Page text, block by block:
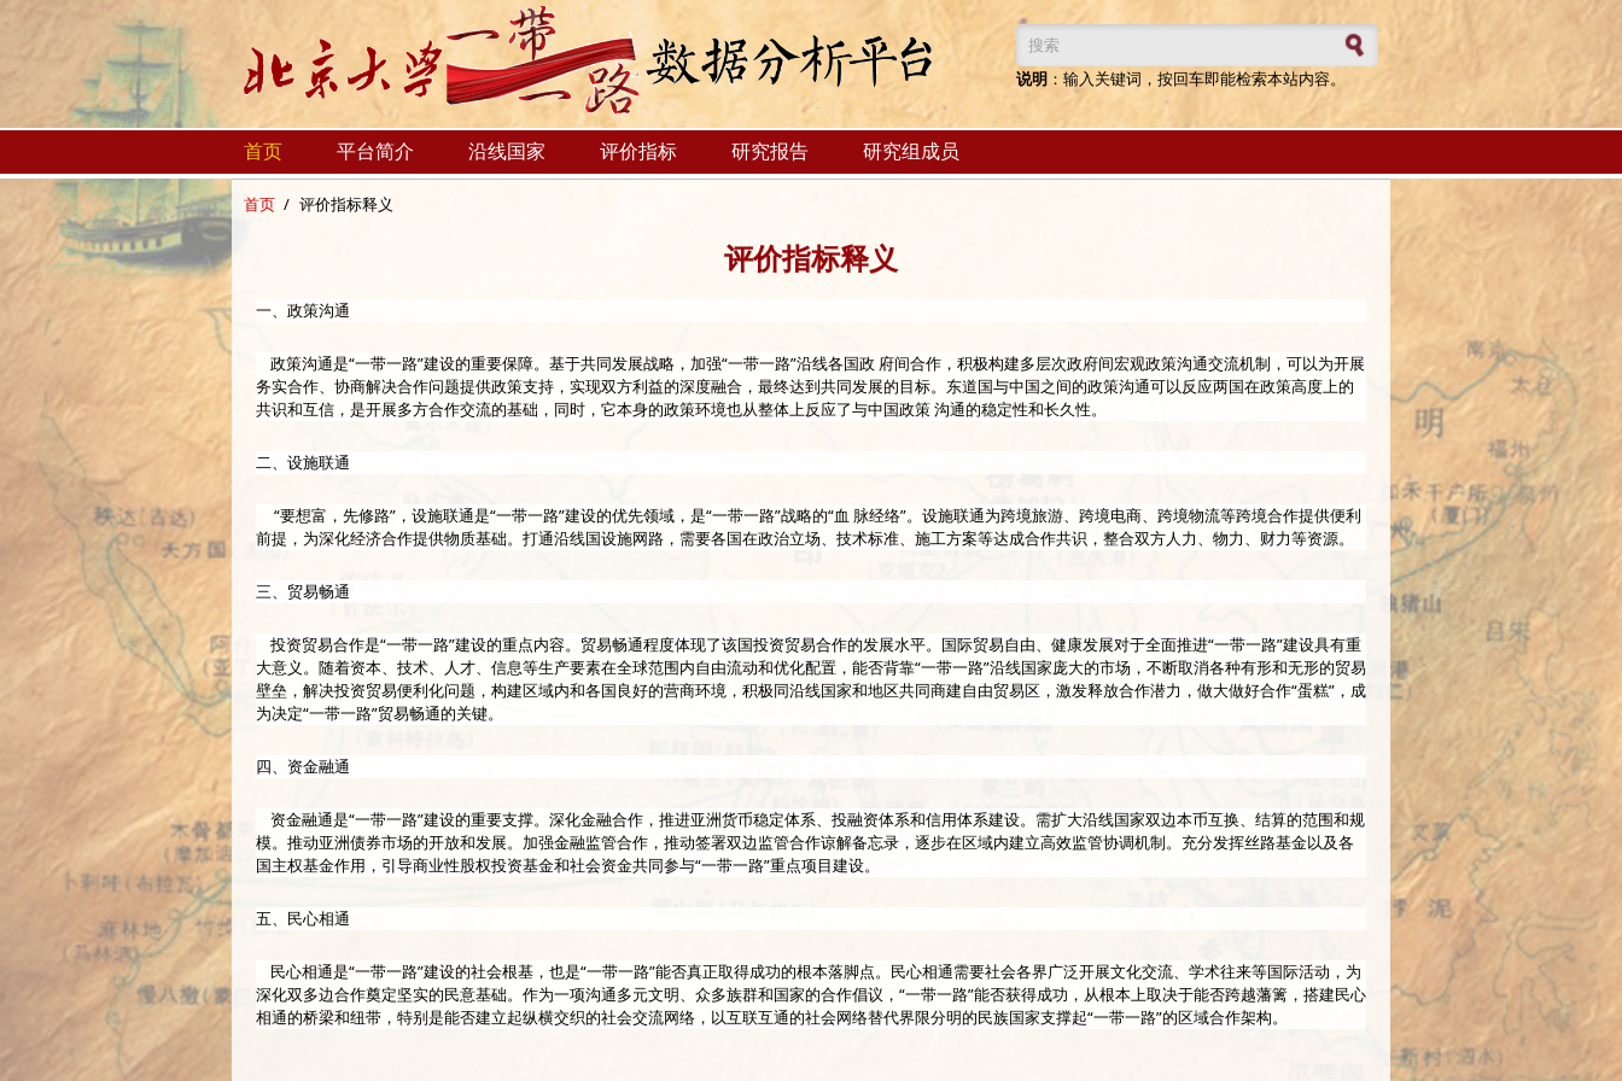
搜索表单
说明 ：输入关键词，按回车即能检索本站内容。
首页 平台简介 沿线国家 评价指标 研究报告 研究组成员
首页 / 评价指标释义
评价指标释义
一、政策沟通
政策沟通是“一带一路”建设的重要保障。基于共同发展战略，加强“一带一路”沿线各国政 府间合作，积极构建多层次政府间宏观政策沟通交流机制，可以为开展
务实合作、协商解决合作问题提供政策支持，实现双方利益的深度融合，最终达到共同发展的目标。东道国与中国之间的政策沟通可以反应两国在政策高度上的
共识和互信，是开展多方合作交流的基础，同时，它本身的政策环境也从整体上反应了与中国政策 沟通的稳定性和长久性。
二、设施联通
“要想富，先修路”，设施联通是“一带一路”建设的优先领域，是“一带一路”战略的“血 脉经络”。设施联通为跨境旅游、跨境电商、跨境物流等跨境合作提供便利
前提，为深化经济合作提供物质基础。打通沿线国设施网路，需要各国在政治立场、技术标准、施工方案等达成合作共识，整合双方人力、物力、财力等资源。
三、贸易畅通
投资贸易合作是“一带一路”建设的重点内容。贸易畅通程度体现了该国投资贸易合作的发展水平。国际贸易自由、健康发展对于全面推进“一带一路”建设具有重
大意义。随着资本、技术、人才、信息等生产要素在全球范围内自由流动和优化配置，能否背靠“一带一路”沿线国家庞大的市场，不断取消各种有形和无形的贸易
壁垒，解决投资贸易便利化问题，构建区域内和各国良好的营商环境，积极同沿线国家和地区共同商建自由贸易区，激发释放合作潜力，做大做好合作“蛋糕”，成
为决定“一带一路”贸易畅通的关键。
四、资金融通
资金融通是“一带一路”建设的重要支撑。深化金融合作，推进亚洲货币稳定体系、投融资体系和信用体系建设。需扩大沿线国家双边本币互换、结算的范围和规
模。推动亚洲债券市场的开放和发展。加强金融监管合作，推动签署双边监管合作谅解备忘录，逐步在区域内建立高效监管协调机制。充分发挥丝路基金以及各
国主权基金作用，引导商业性股权投资基金和社会资金共同参与“一带一路”重点项目建设。
五、民心相通
民心相通是“一带一路”建设的社会根基，也是“一带一路”能否真正取得成功的根本落脚点。民心相通需要社会各界广泛开展文化交流、学术往来等国际活动，为
深化双多边合作奠定坚实的民意基础。作为一项沟通多元文明、众多族群和国家的合作倡议，“一带一路”能否获得成功，从根本上取决于能否跨越藩篱，搭建民心
相通的桥梁和纽带，特别是能否建立起纵横交织的社会交流网络，以互联互通的社会网络替代界限分明的民族国家支撑起“一带一路”的区域合作架构。